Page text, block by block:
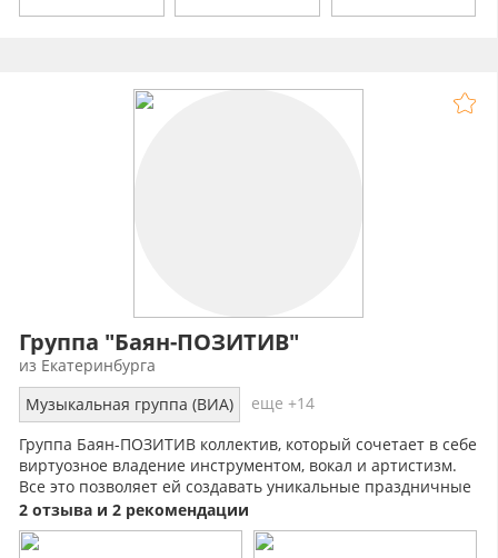
Группа "Баян-ПОЗИТИВ"
из Екатеринбурга
Музыкальная группа (ВИА)
еще +14
Группа Баян-ПОЗИТИВ коллектив, который сочетает в себе
виртуозное владение инструментом, вокал и артистизм.
Все это позволяет ей создавать уникальные праздничные
шоу.
2 отзыва и 2 рекомендации